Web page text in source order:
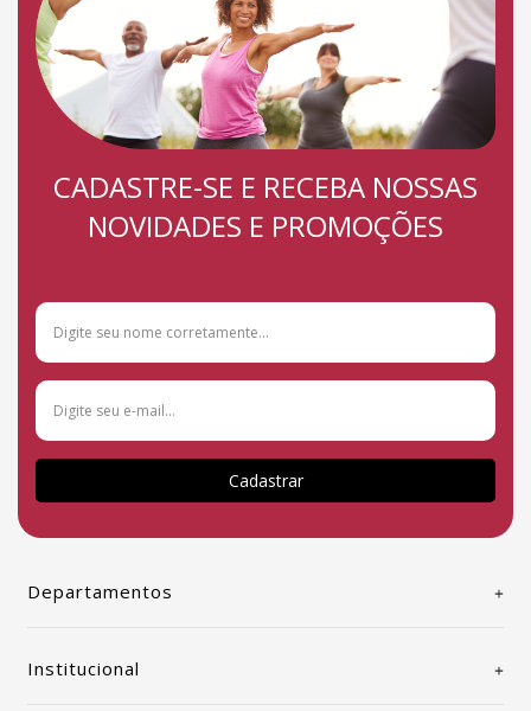
CADASTRE-SE E RECEBA NOSSAS
NOVIDADES E PROMOÇÕES
Cadastrar
Departamentos
Institucional